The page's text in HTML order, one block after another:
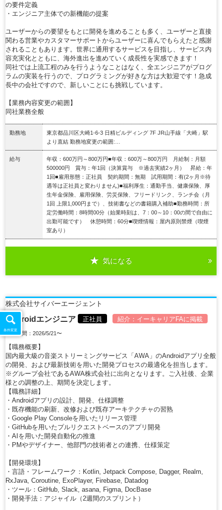
の要件定義
・エンジニア主体での新機能の提案
ユーザーからの要望をもとに開発を進めることも多く、ユーザーと直接
関わる営業やカスタマーサポートからユーザーに喜んでもらえたと感謝
されることもあります。世界に通用するサービスを目指し、サービス内
容充実化とともに、海外進出を進めていく成長性を実感できます！
同社では上流工程のみを行うようなことはなく、全エンジニアがプログ
ラムの実装を行うので、プログラミングが好きな方は大歓迎です！急成
長中の会社ですので、新しいことにも挑戦しています。
【業務内容変更の範囲】
同社業務全般
勤務地
東京都品川区大崎1-6-3 日精ビルディング 7F JR山手線「大崎」駅
より直結 勤務地変更の範囲:…
給与
年収：600万円～800万円■年収：600万～800万円 月給制：月額
500000円 賞与：年1回（決算賞与 ※過去実績2ヶ月） 昇給：年
1回■雇用形態：正社員 契約期間：無期 試用期間：有(2ヶ月※待
遇等は正社員と変わりません)■福利厚生：通勤手当、健康保険、厚
生年金保険、雇用保険、労災保険、フリードリンク、ランチ会（月
1回 上限1,000円まで）、技術書などの書籍購入補助■勤務時間：所
定労働時間：8時間00分（始業時刻は、7：00～10：00の間で自由に
出勤可能です） 休憩時間：60分■喫煙情報：屋内原則禁煙（喫煙
室あり）
気になる
株式会社サイバーエージェント
Androidエンジニア 正社員 紹介： イーキャリアFAに掲載
掲載期間：2026/5/21〜
【職務概要】
国内最大級の音楽ストリーミングサービス「AWA」のAndroidアプリ全般
の開発、および最新技術を用いた開発プロセスの最適化を担当します。
※グループ会社であるAWA株式会社に出向となります。ご入社後、企業
様との調整の上、期間を決定します。
【職務詳細】
・Androidアプリの設計、開発、仕様調整
・既存機能の刷新、改修および既存アーキテクチャの習熟
・Google Play Consoleを用いたリリース管理
・GitHubを用いたプルリクエストベースのアプリ開発
・AIを用いた開発自動化の推進
・PMやデザイナー、他部門の技術者との連携、仕様策定
【開発環境】
・言語・フレームワーク：Kotlin, Jetpack Compose, Dagger, Realm,
RxJava, Coroutine, ExoPlayer, Firebase, Datadog
・ツール：GitHub, Slack, asana, Figma, DocBase
・開発手法：アジャイル（2週間のスプリント）
条件変更